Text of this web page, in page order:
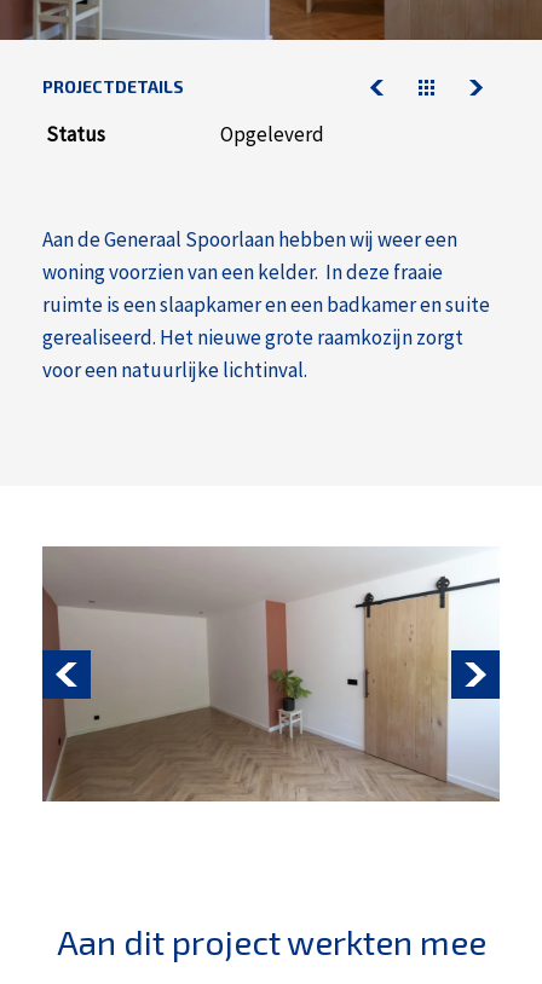
nazorg & service
actueel
werken bij kelderman
nazorg & service
downloads
Aan de Generaal Spoorlaan hebben wij weer een
woning voorzien van een kelder. In deze fraaie
ruimte is een slaapkamer en een badkamer en suite
gerealiseerd. Het nieuwe grote raamkozijn zorgt
voor een natuurlijke lichtinval.
PROJECTDETAILS
Status Opgeleverd
Aan dit project werkten mee